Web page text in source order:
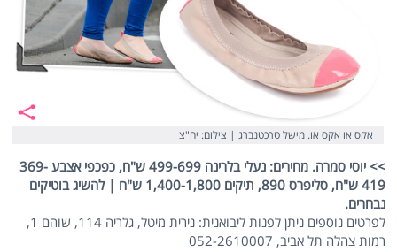
אקס או אקס או. מישל טרכטנברג | צילום: יח"צ
>> יוסי סמרה. מחירים: נעלי בלרינה 499-699 ש"ח, כפכפי אצבע 369-
419 ש"ח, סליפרס 890, תיקים 1,400-1,800 ש"ח | להשיג בוטיקים
נבחרים.
לפרטים נוספים ניתן לפנות ליבואנית: נירית מיטל, גלריה 114, שוהם 1,
רמות צהלה תל אביב, 052-2610007